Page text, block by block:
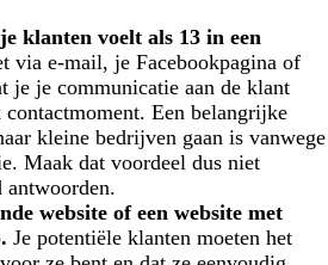
klanten voelt als 13 in een
via e-mail, je Facebookpagina of
je je communicatie aan de klant
Een belangrijke
kleine bedrijven gaan is vanwege
Maak dat voordeel dus niet
antwoorden.
website of een website met
Je potentiële klanten moeten het